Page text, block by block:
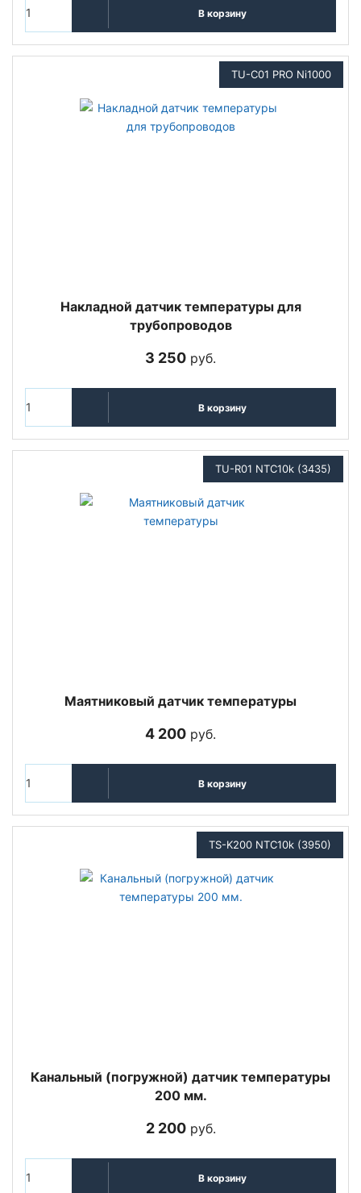
В корзину
TU-C01 PRO Ni1000
Накладной датчик температуры для
трубопроводов
3 250 руб.
В корзину
TU-R01 NTC10k (3435)
Маятниковый датчик температуры
4 200 руб.
В корзину
TS-K200 NTC10k (3950)
Канальный (погружной) датчик температуры
200 мм.
2 200руб.
В корзину